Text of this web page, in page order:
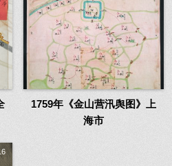
1759年《金山营汛舆图》上
海市